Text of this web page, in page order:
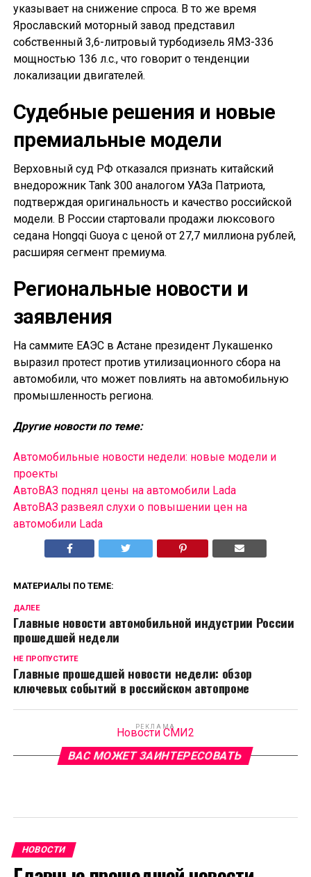
указывает на снижение спроса. В то же время
Ярославский моторный завод представил
собственный 3,6-литровый турбодизель ЯМЗ-336
мощностью 136 л.с., что говорит о тенденции
локализации двигателей.
Судебные решения и новые
премиальные модели
Верховный суд РФ отказался признать китайский
внедорожник Tank 300 аналогом УАЗа Патриота,
подтверждая оригинальность и качество российской
модели. В России стартовали продажи люксового
седана Hongqi Guoya с ценой от 27,7 миллиона рублей,
расширяя сегмент премиума.
Региональные новости и
заявления
На саммите ЕАЭС в Астане президент Лукашенко
выразил протест против утилизационного сбора на
автомобили, что может повлиять на автомобильную
промышленность региона.
Другие новости по теме:
Автомобильные новости недели: новые модели и
проекты
АвтоВАЗ поднял цены на автомобили Lada
АвтоВАЗ развеял слухи о повышении цен на
автомобили Lada
МАТЕРИАЛЫ ПО ТЕМЕ:
ДАЛЕЕ
Главные новости автомобильной индустрии России
прошедшей недели
НЕ ПРОПУСТИТЕ
Главные прошедшей новости недели: обзор
ключевых событий в российском автопроме
РЕКЛАМА
Новости СМИ2
ВАС МОЖЕТ ЗАИНТЕРЕСОВАТЬ
НОВОСТИ